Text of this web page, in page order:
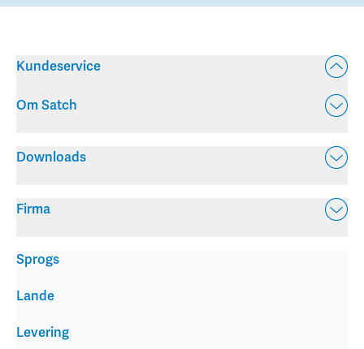
Kundeservice
Om Satch
Downloads
Firma
Levering
Sprogs
Lande